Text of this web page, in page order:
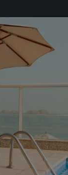
Suites